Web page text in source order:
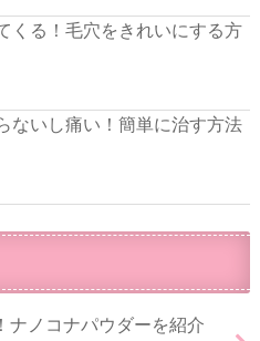
くる！毛穴をきれいにする方
ないし痛い！簡単に治す方法
ナノコナパウダーを紹介